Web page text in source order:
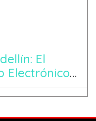
El
Electrónico